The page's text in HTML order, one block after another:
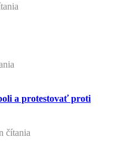
a protestovať proti
čítania